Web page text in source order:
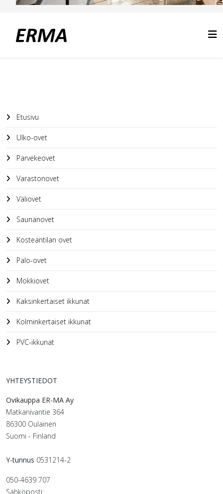
Etusivu
Ulko-ovet
Parvekeovet
Varastonovet
Väliovet
Saunanovet
Kosteantilan ovet
Palo-ovet
Mökkiovet
Kaksinkertaiset ikkunat
Kolminkertaiset ikkunat
PVC-ikkunat
YHTEYSTIEDOT
Ovikauppa ER-MA Ay
Matkanivantie 364
86300 Oulainen
Suomi - Finland
Y-tunnus 0531214-2
050-4639 707
Sähköposti: